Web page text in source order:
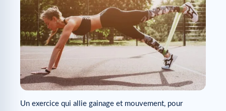
Un exercice qui allie gainage et mouvement, pour